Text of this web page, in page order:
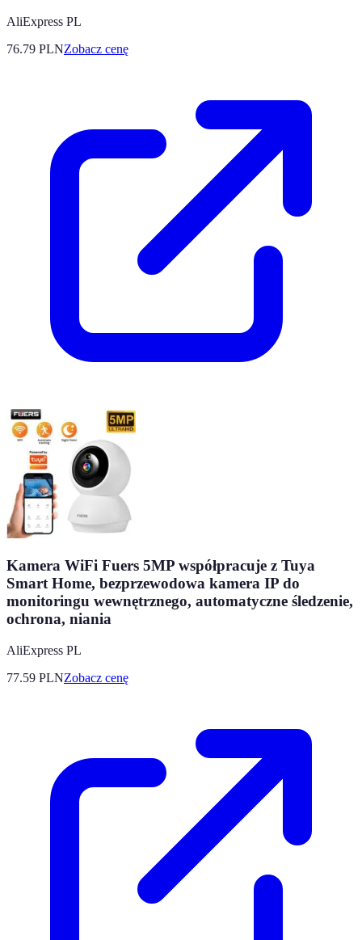
AliExpress PL
76.79 PLNZobacz cenę
Kamera WiFi Fuers 5MP współpracuje z Tuya
Smart Home, bezprzewodowa kamera IP do
monitoringu wewnętrznego, automatyczne śledzenie,
ochrona, niania
AliExpress PL
77.59 PLNZobacz cenę